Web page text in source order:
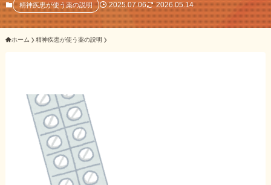
初回相談料0円・受給後報酬型
サポート料金について
ご相談事例をみる
外出困難でもOK
非対面で申請できる
精神疾患が使う薬の説明 2025.07.06 2026.05.14
ホーム 精神疾患が使う薬の説明